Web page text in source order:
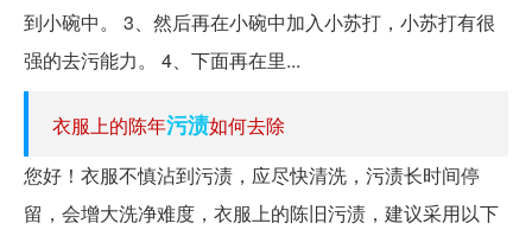
到小碗中。 3、然后再在小碗中加入小苏打，小苏打有很
强的去污能力。 4、下面再在里...
衣服上的陈年污渍如何去除
您好！衣服不慎沾到污渍，应尽快清洗，污渍长时间停
留，会增大洗净难度，衣服上的陈旧污渍，建议采用以下